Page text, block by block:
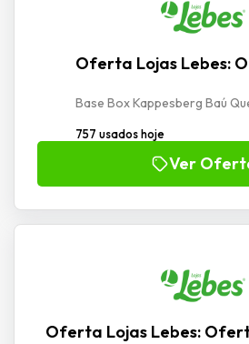
Oferta Lojas Lebes:
Base Box Kappesberg Baú
757 usados hoje
Ver
Oferta Lojas Lebes: